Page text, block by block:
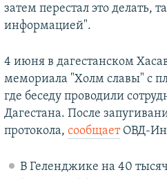
затем перестал это делать,
информацией".
4 июня в дагестанском
мемориала "Холм славы" с
где беседу проводили
Дагестана. После
протокола,сообщаетОВД-
В Геленджике на 40